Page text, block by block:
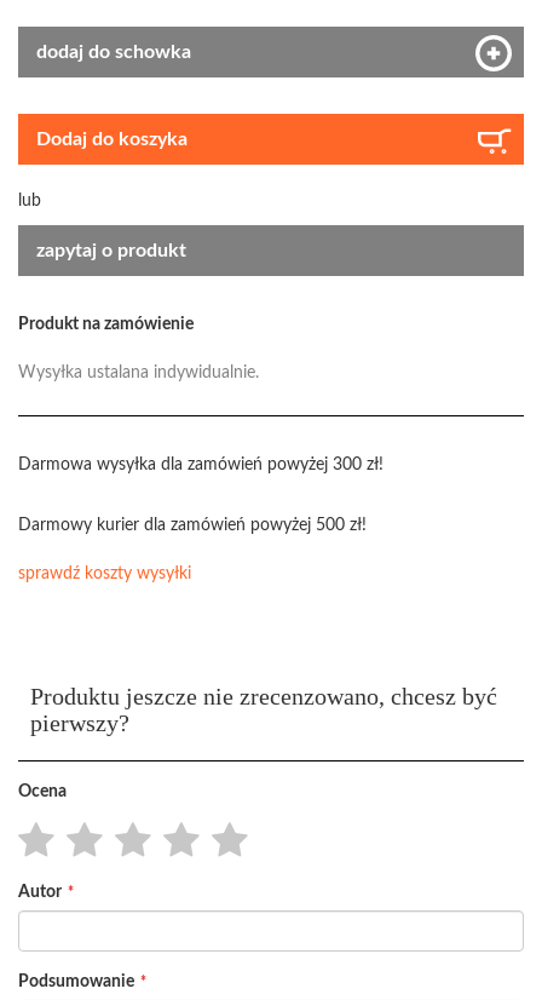
dodaj do schowka
Dodaj do koszyka
lub
zapytaj o produkt
Produkt na zamówienie
Wysyłka ustalana indywidualnie.
Darmowa wysyłka dla zamówień powyżej 300 zł!
Darmowy kurier dla zamówień powyżej 500 zł!
sprawdź koszty wysyłki
Produktu jeszcze nie zrecenzowano, chcesz być
pierwszy?
Ocena
star
stars
stars
stars
stars
Autor
Podsumowanie